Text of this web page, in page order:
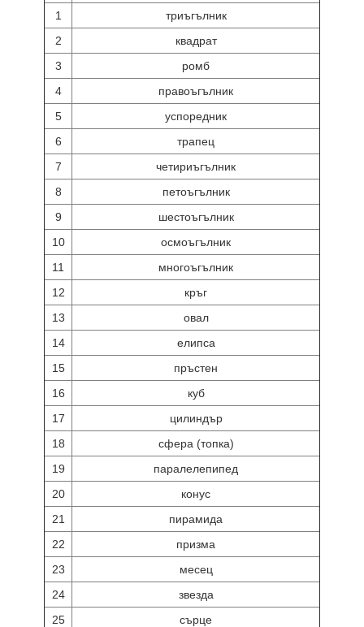
1
триъгълник
2
квадрат
3
ромб
4
правоъгълник
5
успоредник
6
трапец
7
четириъгълник
8
петоъгълник
9
шестоъгълник
10
осмоъгълник
11
многоъгълник
12
кръг
13
овал
14
елипса
15
пръстен
16
куб
17
цилиндър
18
сфера (топка)
19
паралелепипед
20
конус
21
пирамида
22
призма
23
месец
24
звезда
25
сърце